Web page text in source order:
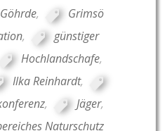
Göhrde,
Grimsö
,
günstiger
Hochlandschafe,
Ilka Reinhardt,
, Jäger,
Naturschutz